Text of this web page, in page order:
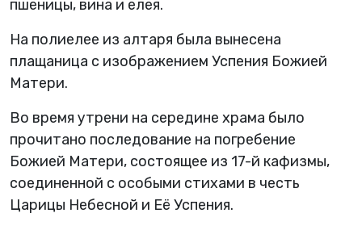
пшеницы, вина и елея.
На полиелее из алтаря была вынесена
плащаница с изображением Успения Божией
Матери.
Во время утрени на середине храма было
прочитано последование на погребение
Божией Матери, состоящее из 17-й кафизмы,
соединенной с особыми стихами в честь
Царицы Небесной и Её Успения.